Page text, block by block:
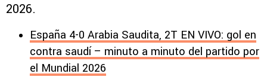
2026.
España 4-0 Arabia Saudita, 2T EN VIVO: gol en
contra saudí – minuto a minuto del partido por
el Mundial 2026